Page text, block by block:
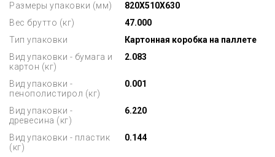
Размеры упаковки (мм)
820X510X630
Вес брутто (кг)
47.000
Тип упаковки
Картонная коробка на паллете
Вид упаковки - бумага и
картон (кг)
2.083
Вид упаковки -
пенополистирол (кг)
0.001
Вид упаковки -
древесина (кг)
6.220
Вид упаковки - пластик
(кг)
0.144